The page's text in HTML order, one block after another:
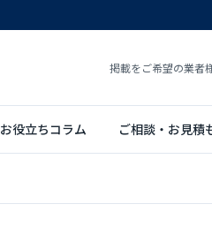
掲載をご希望の業者
お役立ちコラム ご相談・お見積